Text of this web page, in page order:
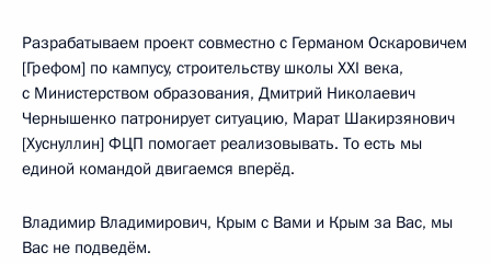
Разрабатываем проект совместно с Германом Оскаровичем
[Грефом] по кампусу, строительству школы XXI века,
с Министерством образования, Дмитрий Николаевич
Чернышенко патронирует ситуацию, Марат Шакирзянович
[Хуснуллин] ФЦП помогает реализовывать. То есть мы
единой командой двигаемся вперёд.
Владимир Владимирович, Крым с Вами и Крым за Вас, мы
Вас не подведём.